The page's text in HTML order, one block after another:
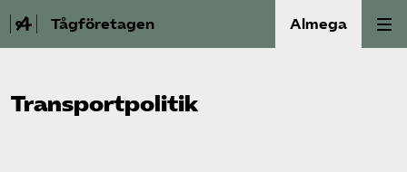
Tågföretagen Almega
Transportpolitik